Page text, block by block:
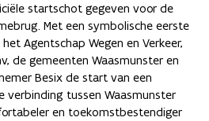
startschot gegeven voor de
Met een symbolische eerste
Agentschap Wegen en Verkeer,
de gemeenten Waasmunster en
Besix de start van een
tussen Waasmunster
en toekomstbestendiger